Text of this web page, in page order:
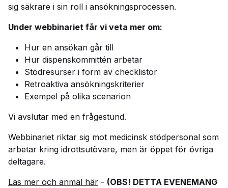
sig säkrare i sin roll i ansökningsprocessen.
Under webbinariet får vi veta mer om:
Hur en ansökan går till
Hur dispenskommittén arbetar
Stödresurser i form av checklistor
Retroaktiva ansökningskriterier
Exempel på olika scenarion
Vi avslutar med en frågestund.
Webbinariet riktar sig mot medicinsk stödpersonal som
arbetar kring idrottsutövare, men är öppet för övriga
deltagare.
Läs mer och anmäl här - (OBS! DETTA EVENEMANG